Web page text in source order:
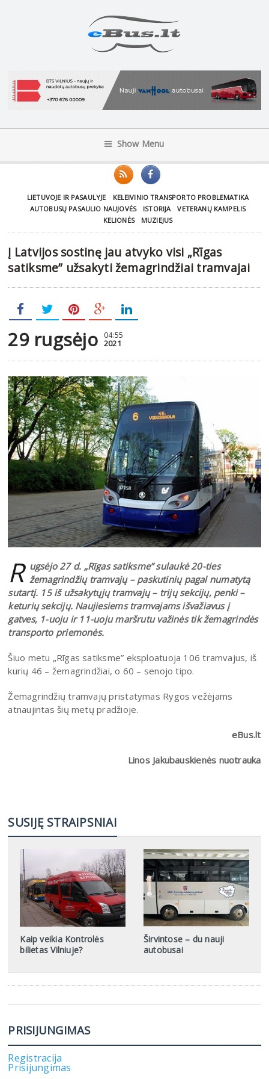
Show Menu
LIETUVOJE IR PASAULYJE
KELEIVINIO TRANSPORTO PROBLEMATIKA
AUTOBUSŲ PASAULIO NAUJOVĖS
ISTORIJA
VETERANŲ KAMPELIS
KELIONĖS
MUZIEJUS
Į Latvijos sostinę jau atvyko visi „Rīgas
satiksme” užsakyti žemagrindžiai tramvajai
29 rugsėjo 04:55
2021
R ugsėjo 27 d. „Rīgas satiksme” sulaukė 20-ties
žemagrindžių tramvajų – paskutinių pagal numatytą
sutartį. 15 iš užsakytųjų tramvajų – trijų sekcijų, penki –
keturių sekcijų. Naujiesiems tramvajams išvažiavus į
gatves, 1-uoju ir 11-uoju maršrutu važinės tik žemagrindės
transporto priemonės.
Šiuo metu „Rīgas satiksme” eksploatuoja 106 tramvajus, iš
kurių 46 – žemagrindžiai, o 60 – senojo tipo.
Žemagrindžių tramvajų pristatymas Rygos vežėjams
atnaujintas šių metų pradžioje.
eBus.lt
Linos Jakubauskienės nuotrauka
SUSIJĘ STRAIPSNIAI
Kaip veikia Kontrolės
bilietas Vilniuje?
Širvintose – du nauji
autobusai
PRISIJUNGIMAS
Registracija
Prisijungimas